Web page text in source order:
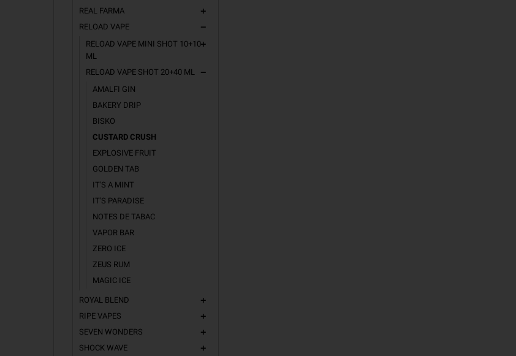
REAL FARMA add
RELOAD VAPE remove
RELOAD VAPE MINI SHOT 10+10
ML
add
RELOAD VAPE SHOT 20+40 ML remove
AMALFI GIN
BAKERY DRIP
BISKO
CUSTARD CRUSH
EXPLOSIVE FRUIT
GOLDEN TAB
IT'S A MINT
IT'S PARADISE
NOTES DE TABAC
VAPOR BAR
ZERO ICE
ZEUS RUM
MAGIC ICE
ROYAL BLEND add
RIPE VAPES add
SEVEN WONDERS add
SHOCK WAVE add